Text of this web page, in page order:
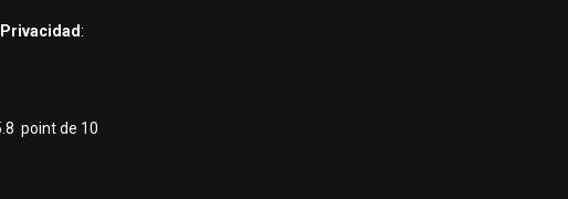
:
point de 10